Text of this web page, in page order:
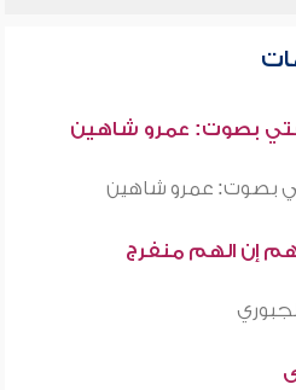
بصوت: عمرو شاهين
بصوت: عمرو شاهين
إن الهم منفرج